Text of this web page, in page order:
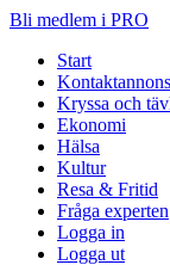
Bli medlem i PRO
Start
Kryssa och
Ekonomi
Hälsa
Kultur
Resa & Fritid
Fråga experten
Logga in
Logga ut